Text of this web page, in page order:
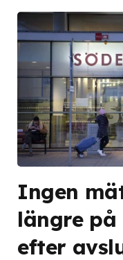
Ingen
längre på
efter